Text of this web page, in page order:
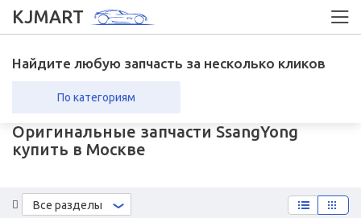
KJMART
в регионы Возврат
Найдите любую запчасть за несколько кликов
По категориям
Оригинальные запчасти SsangYong
купить в Москве
Все разделы